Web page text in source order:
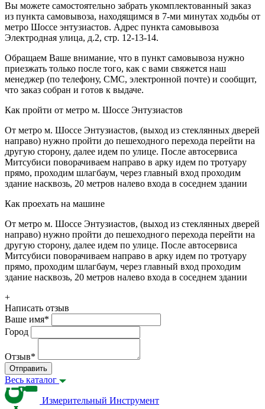
Вы можете самостоятельно забрать укомплектованный заказ
из пункта самовывоза, находящимся в 7-ми минутах ходьбы от
метро Шоссе энтузиастов. Адрес пункта самовывоза
Электродная улица, д.2, стр. 12-13-14.
Обращаем Ваше внимание, что в пункт самовывоза нужно
приезжать только после того, как с вами свяжется наш
менеджер (по телефону, СМС, электронной почте) и сообщит,
что заказ собран и готов к выдаче.
Как пройти от метро м. Шоссе Энтузиастов
От метро м. Шоссе Энтузиастов, (выход из стеклянных дверей
направо) нужно пройти до пешеходного перехода перейти на
другую сторону, далее идем по улице. После автосервиса
Митсубиси поворачиваем направо в арку идем по тротуару
прямо, проходим шлагбаум, через главный вход проходим
здание насквозь, 20 метров налево входа в соседнем здании
Как проехать на машине
От метро м. Шоссе Энтузиастов, (выход из стеклянных дверей
направо) нужно пройти до пешеходного перехода перейти на
другую сторону, далее идем по улице. После автосервиса
Митсубиси поворачиваем направо в арку идем по тротуару
прямо, проходим шлагбаум, через главный вход проходим
здание насквозь, 20 метров налево входа в соседнем здании
+
Написать отзыв
Ваше имя*
Город
Отзыв*
Отправить
Весь каталог
Измерительный Инструмент